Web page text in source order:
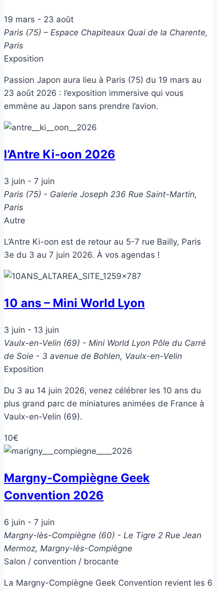
19 mars - 23 août
Paris (75) – Espace Chapiteaux Quai de la Charente,
Paris
Exposition
Passion Japon aura lieu à Paris (75) du 19 mars au
23 août 2026 : l’exposition immersive qui vous
emmène au Japon sans prendre l’avion.
l’Antre Ki-oon 2026
3 juin - 7 juin
Paris (75) - Galerie Joseph 236 Rue Saint-Martin,
Paris
Autre
L’Antre Ki-oon est de retour au 5-7 rue Bailly, Paris
3e du 3 au 7 juin 2026. À vos agendas !
10 ans – Mini World Lyon
3 juin - 13 juin
Vaulx-en-Velin (69) - Mini World Lyon Pôle du Carré
de Soie - 3 avenue de Bohlen, Vaulx-en-Velin
Exposition
Du 3 au 14 juin 2026, venez célébrer les 10 ans du
plus grand parc de miniatures animées de France à
Vaulx-en-Velin (69).
10€
Margny-Compiègne Geek
Convention 2026
6 juin - 7 juin
Margny-lès-Compiègne (60) - Le Tigre 2 Rue Jean
Mermoz, Margny-lès-Compiègne
Salon / convention / brocante
La Margny-Compiègne Geek Convention revient les 6